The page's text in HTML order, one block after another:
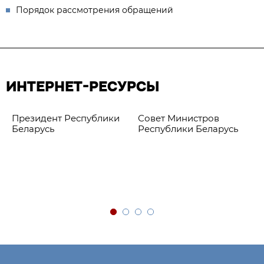
Порядок рассмотрения обращений
ИНТЕРНЕТ-РЕСУРСЫ
Президент Республики
Беларусь
Совет Министров
Республики Беларусь